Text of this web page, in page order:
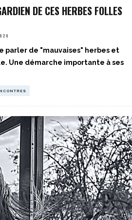
DE CES HERBES FOLLES
parler de "mauvaises" herbes et
Une démarche importante à ses